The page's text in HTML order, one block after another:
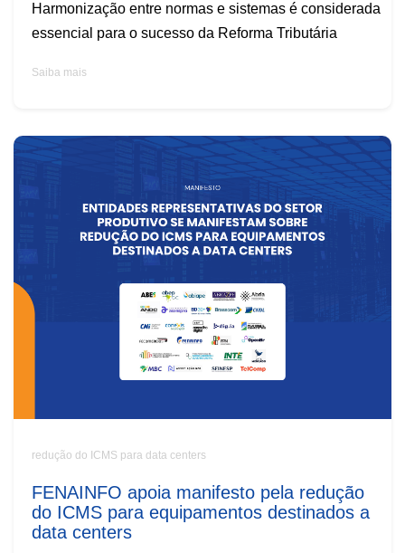
Harmonização entre normas e sistemas é considerada
essencial para o sucesso da Reforma Tributária
Saiba mais
redução do ICMS para data centers
FENAINFO apoia manifesto pela redução
do ICMS para equipamentos destinados a
data centers